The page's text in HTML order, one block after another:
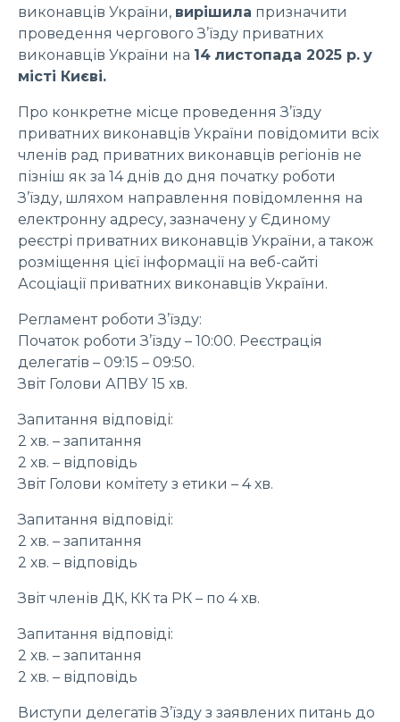
виконавців України, вирішила призначити
проведення чергового З’їзду приватних
виконавців України на 14 листопада 2025 р. у
місті Києві.
Про конкретне місце проведення З’їзду
приватних виконавців України повідомити всіх
членів рад приватних виконавців регіонів не
пізніш як за 14 днів до дня початку роботи
З’їзду, шляхом направлення повідомлення на
електронну адресу, зазначену у Єдиному
реєстрі приватних виконавців України, а також
розміщення цієї інформації на веб-сайті
Асоціації приватних виконавців України.
Регламент роботи З’їзду:
Початок роботи З’їзду – 10:00. Реєстрація
делегатів – 09:15 – 09:50.
Звіт Голови АПВУ 15 хв.
Запитання відповіді:
2 хв. – запитання
2 хв. – відповідь
Звіт Голови комітету з етики – 4 хв.
Запитання відповіді:
2 хв. – запитання
2 хв. – відповідь
Звіт членів ДК, КК та РК – по 4 хв.
Запитання відповіді:
2 хв. – запитання
2 хв. – відповідь
Виступи делегатів З’їзду з заявлених питань до